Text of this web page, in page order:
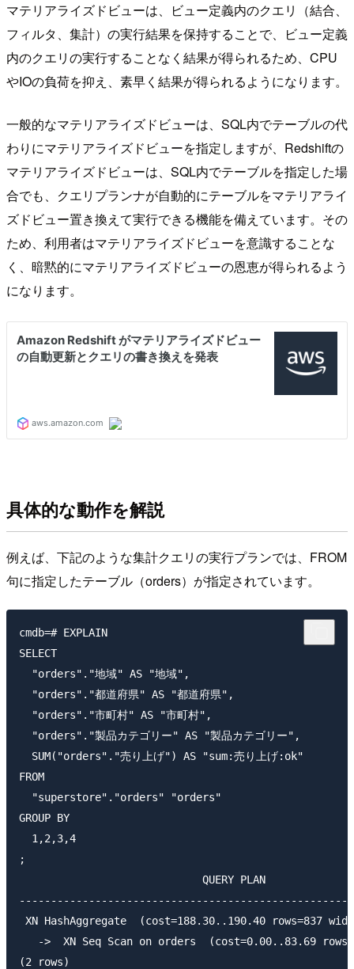
マテリアライズドビューは、ビュー定義内のクエリ（結合、
フィルタ、集計）の実行結果を保持することで、ビュー定義
内のクエリの実行することなく結果が得られるため、CPU
やIOの負荷を抑え、素早く結果が得られるようになります。
一般的なマテリアライズドビューは、SQL内でテーブルの代
わりにマテリアライズドビューを指定しますが、Redshiftの
マテリアライズドビューは、SQL内でテーブルを指定した場
合でも、クエリプランナが自動的にテーブルをマテリアライ
ズドビュー置き換えて実行できる機能を備えています。その
ため、利用者はマテリアライズドビューを意識することな
く、暗黙的にマテリアライズドビューの恩恵が得られるよう
になります。
具体的な動作を解説
例えば、下記のような集計クエリの実行プランでは、FROM
句に指定したテーブル（orders）が指定されています。
cmdb=# EXPLAIN
SELECT
  "orders"."地域" AS "地域",
  "orders"."都道府県" AS "都道府県",
  "orders"."市町村" AS "市町村",
  "orders"."製品カテゴリー" AS "製品カテゴリー",
  SUM("orders"."売り上げ") AS "sum:売り上げ:ok"
FROM
  "superstore"."orders" "orders"
GROUP BY
  1,2,3,4
;
                             QUERY PLAN
XN HashAggregate  (cost=188.30..190.40 rows=837
->  XN Seq Scan on orders  (cost=0.00..83.69